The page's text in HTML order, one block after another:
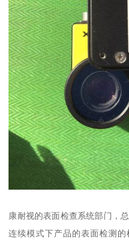
康耐视的表面检查系统部门，
连续模式下产品的表面检测